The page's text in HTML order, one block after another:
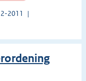
2011